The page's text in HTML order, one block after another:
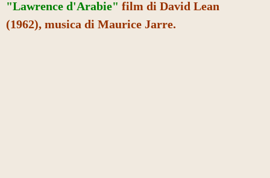
"Lawrence d'Arabie" film di David Lean
(1962), musica di Maurice Jarre.